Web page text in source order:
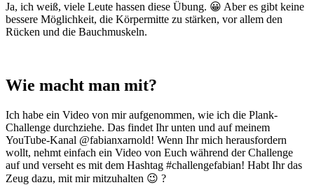
Ja, ich weiß, viele Leute hassen diese Übung. 😀 Aber es gibt keine
bessere Möglichkeit, die Körpermitte zu stärken, vor allem den
Rücken und die Bauchmuskeln.
Wie macht man mit?
Ich habe ein Video von mir aufgenommen, wie ich die Plank-
Challenge durchziehe. Das findet Ihr unten und auf meinem
YouTube-Kanal @fabianxarnold! Wenn Ihr mich herausfordern
wollt, nehmt einfach ein Video von Euch während der Challenge
auf und verseht es mit dem Hashtag #challengefabian! Habt Ihr das
Zeug dazu, mit mir mitzuhalten 😉 ?